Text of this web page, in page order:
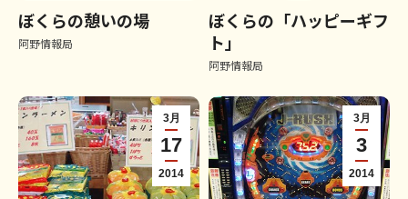
ぼくらの憩いの場
阿野情報局
ぼくらの「ハッピーギフ
ト」
阿野情報局
3月
17
2014
3月
3
2014